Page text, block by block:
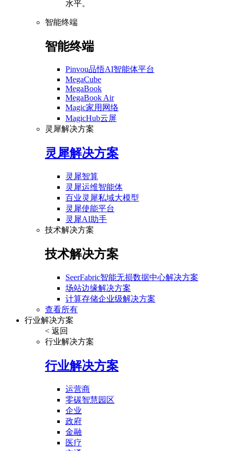
水平。
智能终端
智能终端
Pinvou品悟AI智能体平台
MegaCube
MegaBook
MegaBook Air
Magic家用网络
MagicHub云屏
灵犀解决方案
灵犀解决方案
灵犀智算
灵犀运维智能体
百业灵犀私域大模型
灵犀使能平台
灵犀AI助手
技术解决方案
技术解决方案
SeerFabric智能无损数据中心解决方案
场站边缘解决方案
计算存储企业级解决方案
查看所有
行业解决方案
< 返回
行业解决方案
行业解决方案
运营商
零碳智慧园区
企业
政府
金融
医疗